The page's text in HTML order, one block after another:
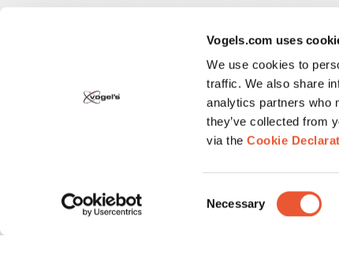
Vogels.com uses
We use cookies to
traffic. We also share
analytics partners who
they’ve collected from
via theCookie
Selection
Necessary